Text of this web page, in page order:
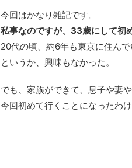
今回はかなり雑記です。
私事なのですが、33歳にして初
20代の頃、約6年も東京に住ん
というか、興味もなかった。
でも、家族ができて、息子や妻
今回初めて行くことになったわけ